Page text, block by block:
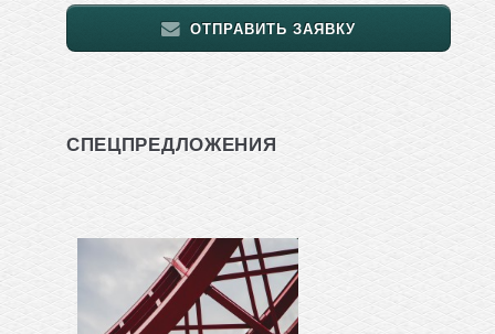
ОТПРАВИТЬ ЗАЯВКУ
СПЕЦПРЕДЛОЖЕНИЯ